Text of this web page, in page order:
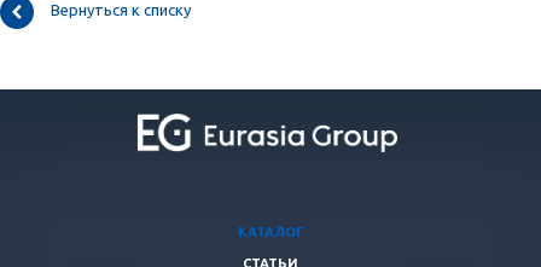
Вернуться к списку
КАТАЛОГ
СТАТЬИ